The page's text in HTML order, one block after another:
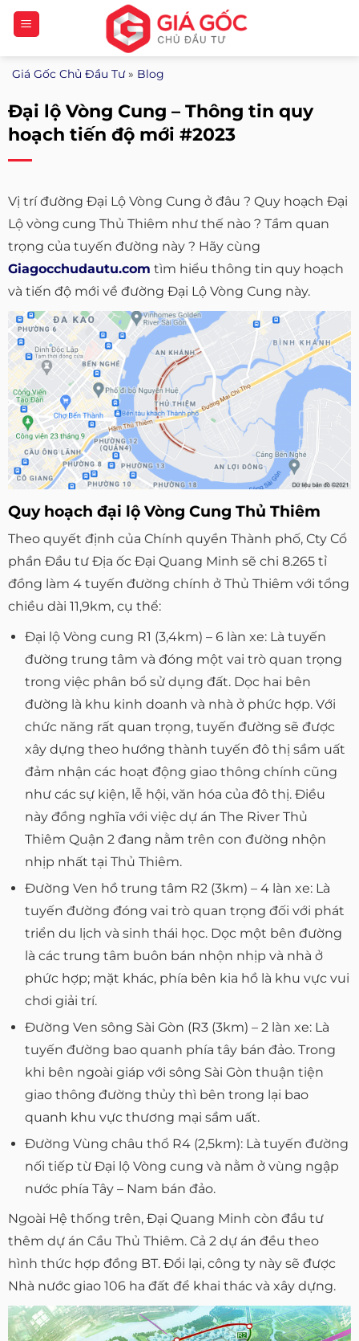
Bỏ
qua
nội
dung
Giá Gốc Chủ Đầu Tư» Blog
Đại lộ Vòng Cung – Thông tin quy
hoạch tiến độ mới #2023
Vị trí đường Đại Lộ Vòng Cung ở đâu ? Quy hoạch Đại
Lộ vòng cung Thủ Thiêm như thế nào ? Tầm quan
trọng của tuyến đường này ? Hãy cùng
Giagocchudautu.com tìm hiểu thông tin quy hoạch
và tiến độ mới về đường Đại Lộ Vòng Cung này.
Quy hoạch đại lộ Vòng Cung Thủ Thiêm
Theo quyết định của Chính quyền Thành phố, Cty Cổ
phần Đầu tư Địa ốc Đại Quang Minh sẽ chi 8.265 tỉ
đồng làm 4 tuyến đường chính ở Thủ Thiêm với tổng
chiều dài 11,9km, cụ thể:
Đại lộ Vòng cung R1 (3,4km) – 6 làn xe: Là tuyến
đường trung tâm và đóng một vai trò quan trọng
trong việc phân bổ sử dụng đất. Dọc hai bên
đường là khu kinh doanh và nhà ở phức hợp. Với
chức năng rất quan trọng, tuyến đường sẽ được
xây dựng theo hướng thành tuyến đô thị sầm uất
đảm nhận các hoạt động giao thông chính cũng
như các sự kiện, lễ hội, văn hóa của đô thị. Điều
này đồng nghĩa với việc dự án The River Thủ
Thiêm Quận 2 đang nằm trên con đường nhộn
nhịp nhất tại Thủ Thiêm.
Đường Ven hồ trung tâm R2 (3km) – 4 làn xe: Là
tuyến đường đóng vai trò quan trọng đối với phát
triển du lịch và sinh thái học. Dọc một bên đường
là các trung tâm buôn bán nhộn nhịp và nhà ở
phức hợp; mặt khác, phía bên kia hồ là khu vực vui
chơi giải trí.
Đường Ven sông Sài Gòn (R3 (3km) – 2 làn xe: Là
tuyến đường bao quanh phía tây bán đảo. Trong
khi bên ngoài giáp với sông Sài Gòn thuận tiện
giao thông đường thủy thì bên trong lại bao
quanh khu vực thương mại sầm uất.
Đường Vùng châu thổ R4 (2,5km): Là tuyến đường
nối tiếp từ Đại lộ Vòng cung và nằm ở vùng ngập
nước phía Tây – Nam bán đảo.
Ngoài Hệ thống trên, Đại Quang Minh còn đầu tư
thêm dự án Cầu Thủ Thiêm. Cả 2 dự án đều theo
hình thức hợp đồng BT. Đổi lại, công ty này sẽ được
Nhà nước giao 106 ha đất để khai thác và xây dựng.